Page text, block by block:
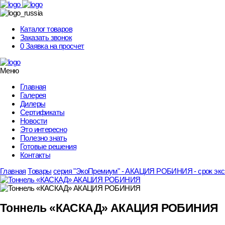
Skip
to
Каталог товаров
Заказать звонок
0 Заявка на просчет
Меню
Главная
Галерея
Дилеры
Сертификаты
Новости
Это интересно
Полезно знать
Готовые решения
Контакты
Главная Товары серия "ЭкоПремиум" - АКАЦИЯ РОБИНИЯ - срок
Тоннель «КАСКАД» АКАЦИЯ РОБИНИЯ